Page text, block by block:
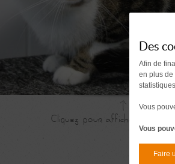
Des
Afin de
en plus
Vous
Vous
Faire